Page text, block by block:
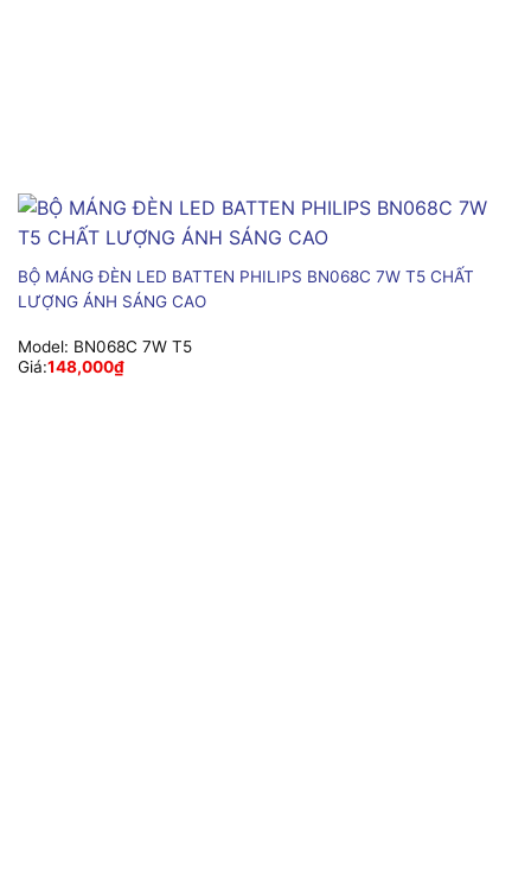
BỘ MÁNG ĐÈN LED BATTEN PHILIPS BN068C 7W T5 CHẤT
LƯỢNG ÁNH SÁNG CAO
Model: BN068C 7W T5
Giá:148,000₫